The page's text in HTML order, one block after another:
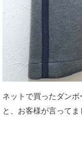
ネットで買ったダン
と、お客様が言ってま